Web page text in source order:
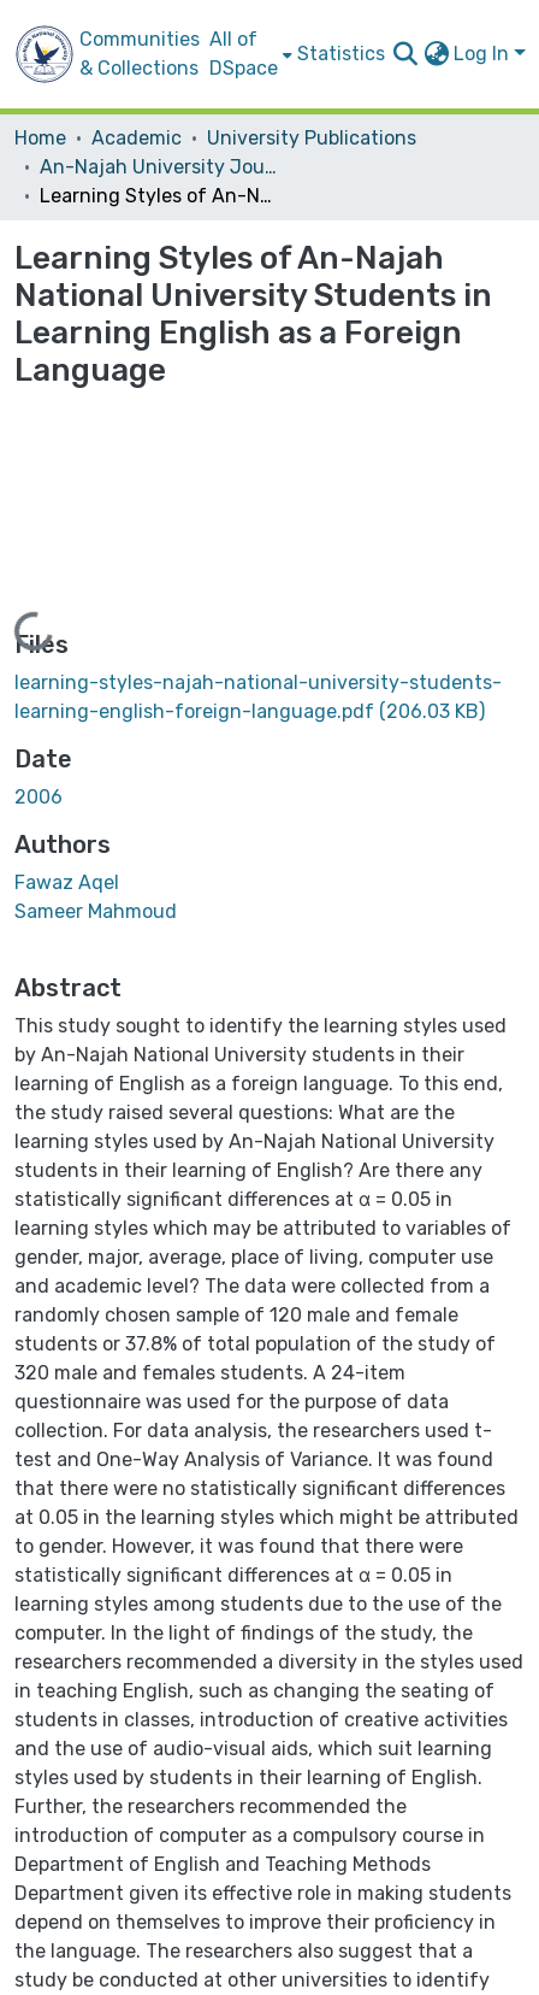
Communities
& Collections
All of
DSpace
Statistics Log In
Home Academic
University Publications
An-Najah University Journal for Research - B (Humanities)
Learning Styles of An-Najah National University Students in ‎Learning English as a Foreign Language
Learning Styles of An-Najah
National University Students in
‎Learning English as a Foreign
Language
Loading...
Files
learning-styles-najah-national-university-students-
learning-english-foreign-language.pdf (206.03 KB)
Date
2006
Authors
Fawaz Aqel
Sameer Mahmoud
Abstract
This study sought to identify the learning styles used
by An-Najah National University students in their
learning of English as a foreign language. To this end,
the study raised several questions: What are the
learning styles used by An-Najah National University
students in their learning of English? Are there any
statistically significant differences at α = 0.05 in
learning styles which may be attributed to variables of
gender, major, average, place of living, computer use
and academic level? The data were collected from a
randomly chosen sample of 120 male and female
students or 37.8% of total population of the study of
320 male and females students. A 24-item
questionnaire was used for the purpose of data
collection. For data analysis, the researchers used t-
test and One-Way Analysis of Variance. It was found
that there were no statistically significant differences
at 0.05 in the learning styles which might be attributed
to gender. However, it was found that there were
statistically significant differences at α = 0.05 in
learning styles among students due to the use of the
computer. In the light of findings of the study, the
researchers recommended a diversity in the styles used
in teaching English, such as changing the seating of
students in classes, introduction of creative activities
and the use of audio-visual aids, which suit learning
styles used by students in their learning of English.
Further, the researchers recommended the
introduction of computer as a compulsory course in
Department of English and Teaching Methods
Department given its effective role in making students
depend on themselves to improve their proficiency in
the language. The researchers also suggest that a
study be conducted at other universities to identify